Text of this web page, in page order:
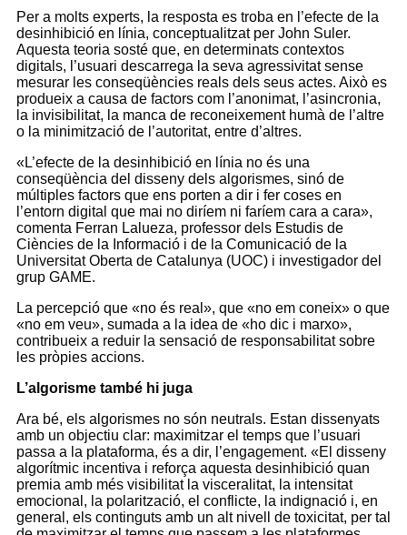
Per a molts experts, la resposta es troba en l’efecte de la
desinhibició en línia, conceptualitzat per John Suler.
Aquesta teoria sosté que, en determinats contextos
digitals, l’usuari descarrega la seva agressivitat sense
mesurar les conseqüències reals dels seus actes. Això es
produeix a causa de factors com l’anonimat, l’asincronia,
la invisibilitat, la manca de reconeixement humà de l’altre
o la minimització de l’autoritat, entre d’altres.
«L’efecte de la desinhibició en línia no és una
conseqüència del disseny dels algorismes, sinó de
múltiples factors que ens porten a dir i fer coses en
l’entorn digital que mai no diríem ni faríem cara a cara»,
comenta Ferran Lalueza, professor dels Estudis de
Ciències de la Informació i de la Comunicació de la
Universitat Oberta de Catalunya (UOC) i investigador del
grup GAME.
La percepció que «no és real», que «no em coneix» o que
«no em veu», sumada a la idea de «ho dic i marxo»,
contribueix a reduir la sensació de responsabilitat sobre
les pròpies accions.
L’algorisme també hi juga
Ara bé, els algorismes no són neutrals. Estan dissenyats
amb un objectiu clar: maximitzar el temps que l’usuari
passa a la plataforma, és a dir, l’engagement. «El disseny
algorítmic incentiva i reforça aquesta desinhibició quan
premia amb més visibilitat la visceralitat, la intensitat
emocional, la polarització, el conflicte, la indignació i, en
general, els continguts amb un alt nivell de toxicitat, per tal